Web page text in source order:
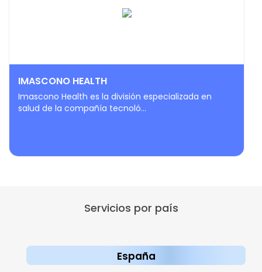
IMASCONO HEALTH
Imascono Health es la división especializada en
salud de la compañía tecnoló...
Servicios por país
España